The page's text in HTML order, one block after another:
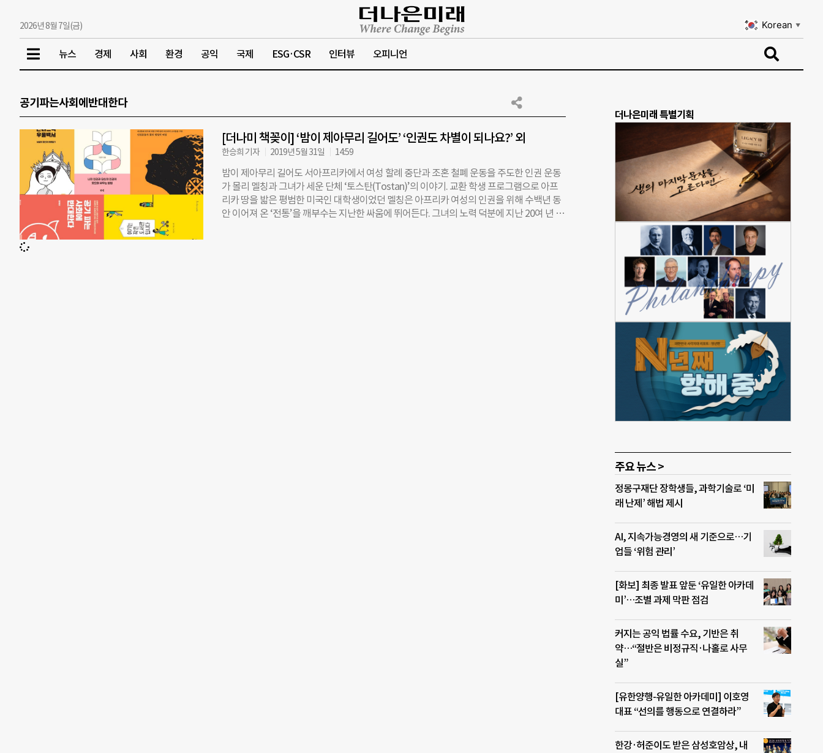
2026년 8월 7일(금) Korean ▼
뉴스 경제 사회 환경 공익 국제 ESG·CSR 인터뷰 오피니언
공기파는사회에반대한다
[더나미 책꽂이] ‘밤이 제아무리 길어도’ ‘인권도 차별이 되나요?’ 외
한승희 기자 2019년 5월 31일 14:59
밤이 제아무리 길어도 서아프리카에서 여성 할례 중단과 조혼 철폐 운동을 주도한 인권 운동
가 몰리 멜칭과 그녀가 세운 단체 ‘토스탄(Tostan)’의 이야기. 교환 학생 프로그램으로 아프
리카 땅을 밟은 평범한 미국인 대학생이었던 멜칭은 아프리카 여성의 인권을 위해 수백년 동
안 이어져 온 ‘전통’을 깨부수는 지난한 싸움에 뛰어든다. 그녀의 노력 덕분에 지난 20여 년 동
더나은미래 특별기획
주요 뉴스 >
정몽구재단 장학생들, 과학기술로 ‘미
래 난제’ 해법 제시
AI, 지속가능경영의 새 기준으로…기
업들 ‘위험 관리’
[화보] 최종 발표 앞둔 ‘유일한 아카데
미’…조별 과제 막판 점검
커지는 공익 법률 수요, 기반은 취
약…“절반은 비정규직·나홀로 사무
실”
[유한양행-유일한 아카데미] 이호영
대표 “선의를 행동으로 연결하라”
한강·허준이도 받은 삼성호암상, 내